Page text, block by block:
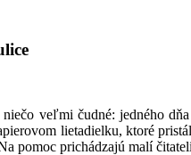
veľmi čudné: jedného
lietadielku, ktoré
pomoc prichádzajú malí